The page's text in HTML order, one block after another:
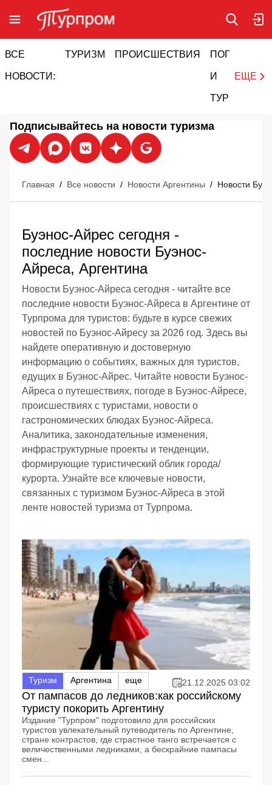
ВСЕ
НОВОСТИ:
ТУРИЗМ ПРОИСШЕСТВИЯ ПОГОДА
И
ТУРИЗМ
ЕЩЕ
Подписывайтесь на новости туризма
Главная / Все новости / Новости Аргентины / Новости
Буэнос-Айрес сегодня -
последние новости Буэнос-
Айреса, Аргентина
Новости Буэнос-Айреса сегодня - читайте все
последние новости Буэнос-Айреса в Аргентине от
Турпрома для туристов: будьте в курсе свежих
новостей по Буэнос-Айресу за 2026 год. Здесь вы
найдете оперативную и достоверную
информацию о событиях, важных для туристов,
едущих в Буэнос-Айрес. Читайте новости Буэнос-
Айреса о путешествиях, погоде в Буэнос-Айресе,
происшествиях с туристами, новости о
гастрономических блюдах Буэнос-Айреса.
Аналитика, законодательные изменения,
инфраструктурные проекты и тенденции,
формирующие туристический облик города/
курорта. Узнайте все ключевые новости,
связанных с туризмом Буэнос-Айреса в этой
ленте новостей туризма от Турпрома.
Туризм Аргентина еще 21.12.2025 03:02
От пампасов до ледников:как российскому
туристу покорить Аргентину
Издание "Турпром" подготовило для российских
туристов увлекательный путеводитель по Аргентине,
стране контрастов, где страстное танго встречается с
величественными ледниками, а бескрайние пампасы
смен...